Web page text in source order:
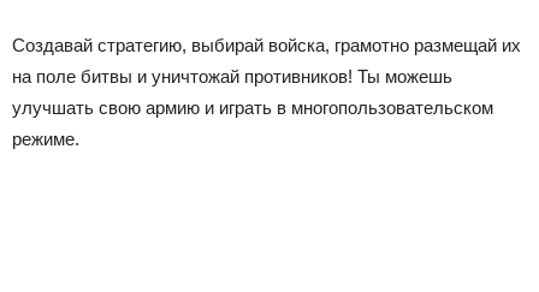
Создавай стратегию, выбирай войска, грамотно размещай их
на поле битвы и уничтожай противников! Ты можешь
улучшать свою армию и играть в многопользовательском
режиме.